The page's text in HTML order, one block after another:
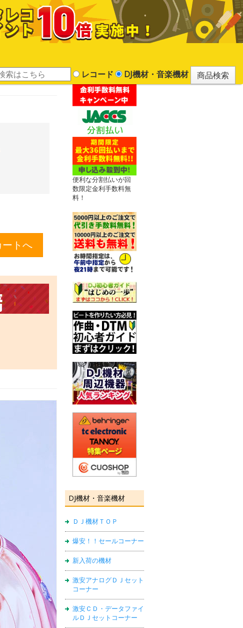
レコード DJ機材・音楽機材
便利な分割払いが回
数限定金利手数料無
料！
DJ機材・音楽機材
ＤＪ機材ＴＯＰ
爆安！！セールコーナー
新入荷の機材
激安アナログＤＪセット
コーナー
激安ＣＤ・データファイ
ルＤＪセットコーナー